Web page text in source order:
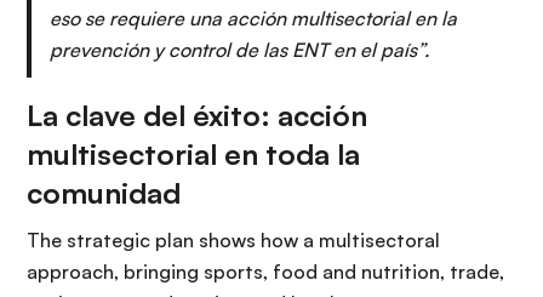
eso se requiere una acción multisectorial en la
prevención y control de las ENT en el país”.
La clave del éxito: acción
multisectorial en toda la
comunidad
The strategic plan shows how a multisectoral
approach, bringing sports, food and nutrition, trade,